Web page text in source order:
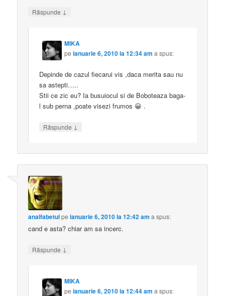
Răspunde ↓
MIKA
peianuarie 6, 2010 la 12:34 am a spus:
Depinde de cazul fiecarui vis ,daca merita sau nu
sa astepti…..
Stii ce zic eu? Ia busuiocul si de Boboteaza baga-
l sub perna ,poate visezi frumos 😀 .
Răspunde ↓
analfabetulpeianuarie 6, 2010 la 12:42 am a spus:
cand e asta? chiar am sa incerc.
Răspunde ↓
MIKA
peianuarie 6, 2010 la 12:44 am a spus: